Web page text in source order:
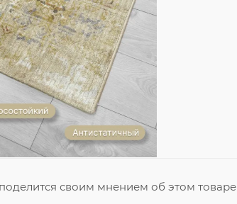
своим мнением об этом товаре